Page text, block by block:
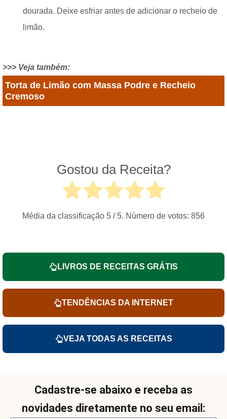
dourada. Deixe esfriar antes de adicionar o recheio de
limão.
>>> Veja também:
Torta de Limão com Massa Podre e Recheio
Cremoso
Gostou da Receita?
Média da classificação 5 / 5. Número de votos: 856
LIVROS DE RECEITAS GRÁTIS
TENDÊNCIAS DA INTERNET
VEJA TODAS AS RECEITAS
Cadastre-se abaixo e receba as
novidades diretamente no seu email: